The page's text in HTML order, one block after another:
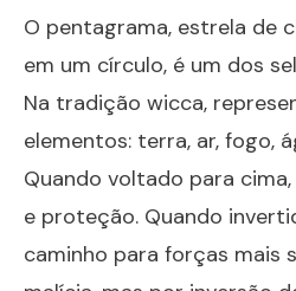
O pentagrama, estrela de
em um círculo, é um dos
Na tradição wicca,
elementos: terra, ar, fogo,
Quando voltado para
e proteção. Quando
caminho para forças mais